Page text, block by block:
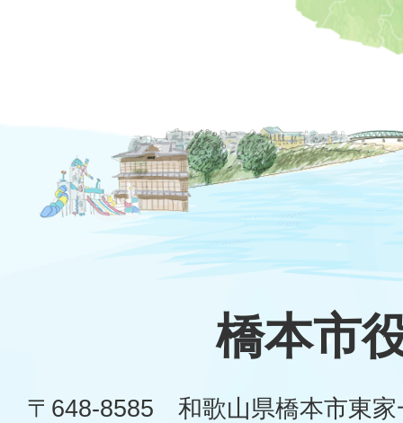
橋本市
〒648-8585 和歌山県橋本市東家